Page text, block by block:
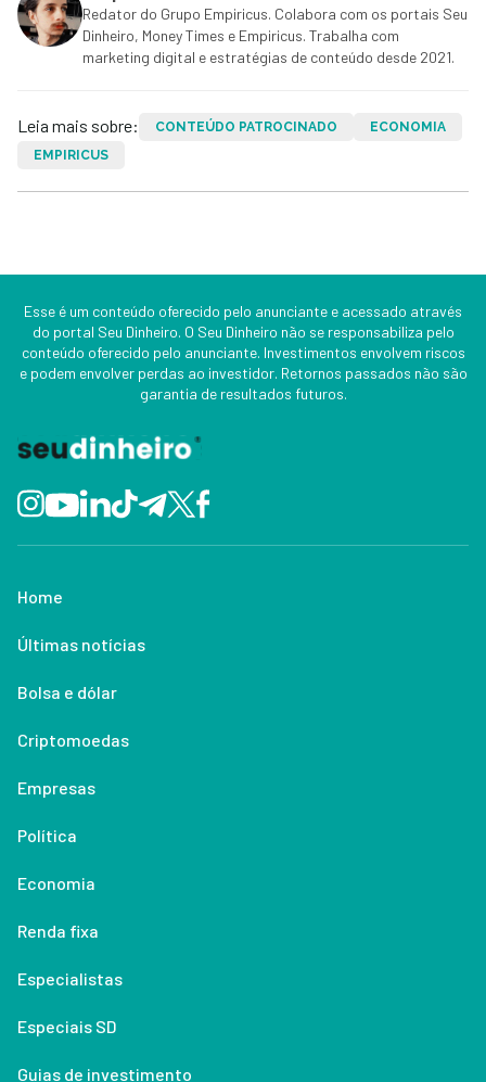
Redator do Grupo Empiricus. Colabora com os portais Seu
Dinheiro, Money Times e Empiricus. Trabalha com
marketing digital e estratégias de conteúdo desde 2021.
Leia mais sobre: CONTEÚDO PATROCINADO
ECONOMIA
EMPIRICUS
Esse é um conteúdo oferecido pelo anunciante e acessado através
do portal Seu Dinheiro. O Seu Dinheiro não se responsabiliza pelo
conteúdo oferecido pelo anunciante. Investimentos envolvem riscos
e podem envolver perdas ao investidor. Retornos passados não são
garantia de resultados futuros.
Home
Últimas notícias
Bolsa e dólar
Criptomoedas
Empresas
Política
Economia
Renda fixa
Especialistas
Especiais SD
Guias de investimento